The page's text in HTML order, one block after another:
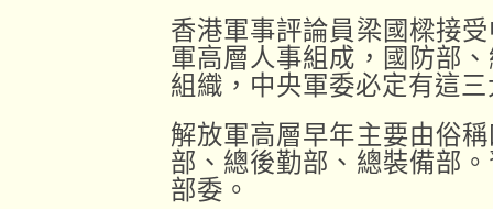
香港軍事評論員梁國樑接
軍高層人事組成，國防部
組織，中央軍委必定有這
解放軍高層早年主要由俗
部、總後勤部、總裝備部
部委。